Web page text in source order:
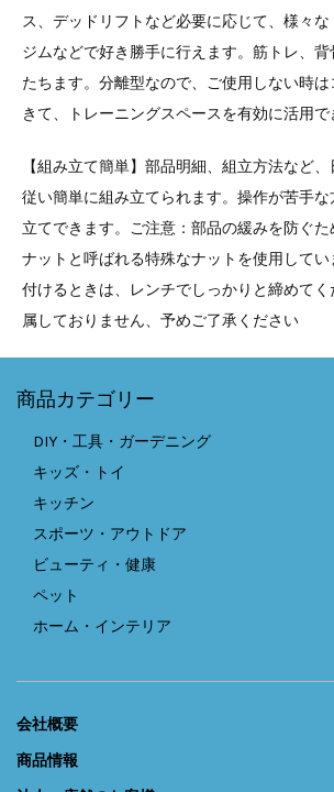
ス、デッドリフトなど必要に応じて、様々
ジムなどで好き勝手に行えます。筋トレ、
たちます。分離型なので、ご使用しない時
きて、トレーニングスペースを有効に活用で
【組み立て簡単】部品明細、組立方法など
従い簡単に組み立てられます。操作が苦手
立てできます。ご注意：部品の緩みを防ぐ
ナットと呼ばれる特殊なナットを使用してい
付けるときは、レンチでしっかりと締めて
属しておりません、予めご了承ください
商品カテゴリー
DIY・工具・ガーデニング
キッズ・トイ
キッチン
スポーツ・アウトドア
ビューティ・健康
ペット
ホーム・インテリア
会社概要
商品情報